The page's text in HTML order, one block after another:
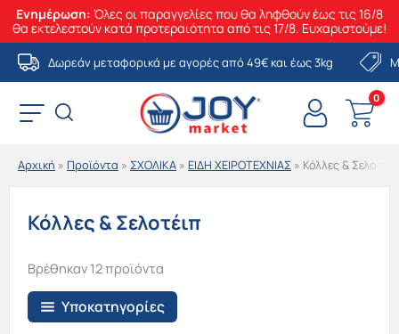
Ενημέρωση: Όλες οι παραγγελίες που θα ληφθούν έως τις 16/8
θα εκτελεστούν κατά προτεραιότητα από τις 17/8. Ευχαριστούμε!
Μετάβαση
στο
περιεχόμενο
Δωρεάν μεταφορικά με αγορές από 49€ και έως 3kg
Αρχική » Προϊόντα » ΣΧΟΛΙΚΑ » ΕΙΔΗ ΧΕΙΡΟΤΕΧΝΙΑΣ » Κόλλες & Σελοτέιπ
Κόλλες & Σελοτέιπ
Υποκατηγορίες
Βρέθηκαν 12 προϊόντα